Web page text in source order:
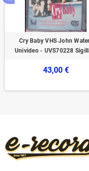
Cry Baby VHS John
Univideo - UVS70228
43,00 €